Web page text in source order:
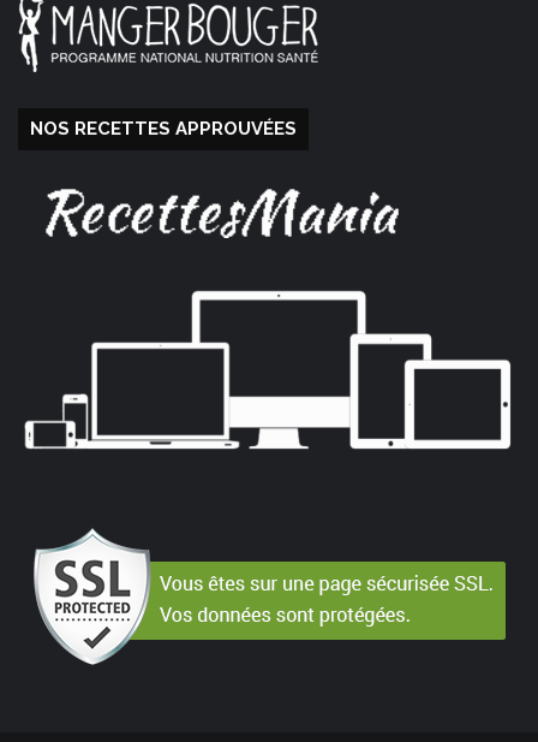
NOS RECETTES APPROUVÉES